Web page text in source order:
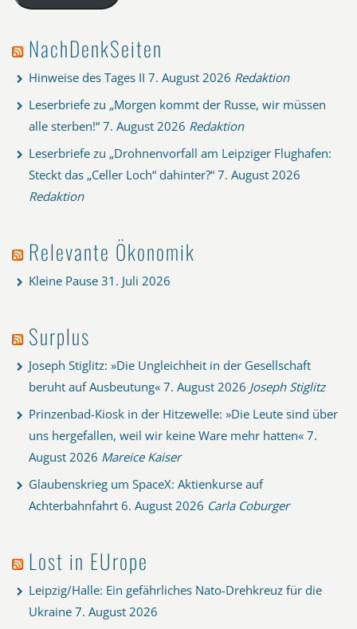
NachDenkSeiten
Hinweise des Tages II 7. August 2026 Redaktion
Leserbriefe zu „Morgen kommt der Russe, wir müssen
alle sterben!“ 7. August 2026 Redaktion
Leserbriefe zu „Drohnenvorfall am Leipziger Flughafen:
Steckt das „Celler Loch“ dahinter?“ 7. August 2026
Redaktion
Relevante Ökonomik
Kleine Pause 31. Juli 2026
Surplus
Joseph Stiglitz: »Die Ungleichheit in der Gesellschaft
beruht auf Ausbeutung« 7. August 2026 Joseph Stiglitz
Prinzenbad-Kiosk in der Hitzewelle: »Die Leute sind über
uns hergefallen, weil wir keine Ware mehr hatten« 7.
August 2026 Mareice Kaiser
Glaubenskrieg um SpaceX: Aktienkurse auf
Achterbahnfahrt 6. August 2026 Carla Coburger
Lost in EUrope
Leipzig/Halle: Ein gefährliches Nato-Drehkreuz für die
Ukraine 7. August 2026